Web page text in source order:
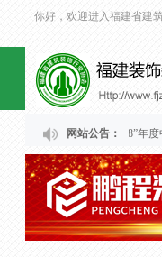
你好，欢迎进入福建省建
网站公告：
关于福建省“2024～2028”年